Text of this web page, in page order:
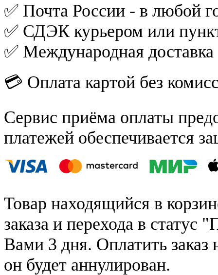
✅ Почта России - в любой
✅ СДЭК курьером или
✅ Международная
💳 Оплата картой без
Сервис приёма оплаты
платежей обеспечивается
Товар находящийся в
заказа и перехода в статус
Вами 3 дня. Оплатить заказ
он будет аннулирован.